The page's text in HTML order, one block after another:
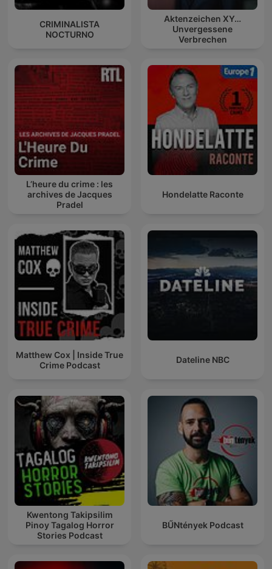
CRIMINALISTA
NOCTURNO
Aktenzeichen XY…
Unvergessene
Verbrechen
L’heure du crime : les
archives de Jacques
Pradel
Hondelatte Raconte
Matthew Cox | Inside True
Crime Podcast
Dateline NBC
Kwentong Takipsilim
Pinoy Tagalog Horror
Stories Podcast
BŰNtények Podcast